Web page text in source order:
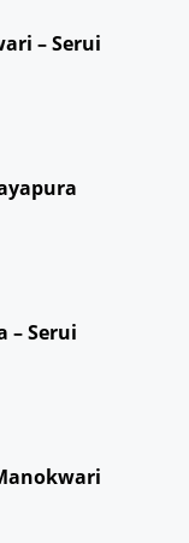
– Serui
– Serui